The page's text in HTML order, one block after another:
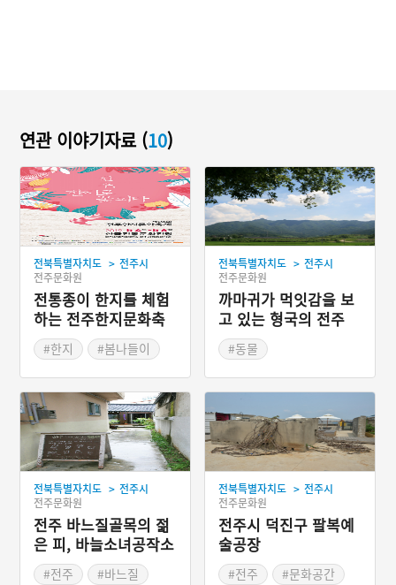
연관 이야기자료 (10)
전북특별자치도 > 전주시
전주문화원
전통종이 한지를 체험
하는 전주한지문화축
제#한지
#봄나들이
전북특별자치도 > 전주시
전주문화원
까마귀가 먹잇감을 보
고 있는 형국의 전주
비아마을
#동물
전북특별자치도 > 전주시
전주문화원
전주 바느질골목의 젊
은 피, 바늘소녀공작소
#전주
#바느질
전북특별자치도 > 전주시
전주문화원
전주시 덕진구 팔복예
술공장
#전주
#문화공간